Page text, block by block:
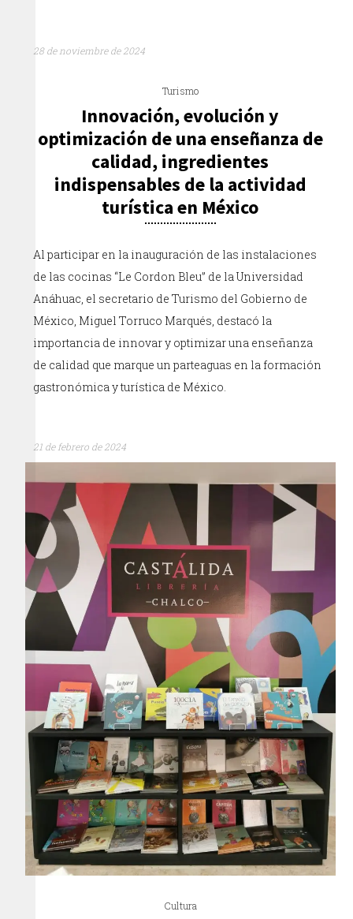
28 de noviembre de 2024
Turismo
Innovación, evolución y
optimización de una enseñanza de
calidad, ingredientes
indispensables de la actividad
turística en México
Al participar en la inauguración de las instalaciones
de las cocinas “Le Cordon Bleu” de la Universidad
Anáhuac, el secretario de Turismo del Gobierno de
México, Miguel Torruco Marqués, destacó la
importancia de innovar y optimizar una enseñanza
de calidad que marque un parteaguas en la formación
gastronómica y turística de México.
21 de febrero de 2024
Cultura